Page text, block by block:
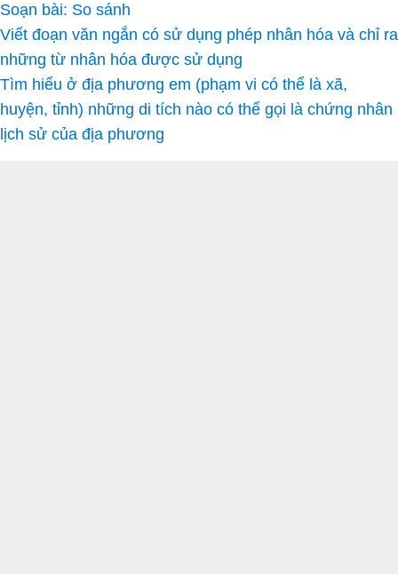
Soạn bài: So sánh
Viết đoạn văn ngắn có sử dụng phép nhân hóa và chỉ ra
những từ nhân hóa được sử dụng
Tìm hiểu ở địa phương em (phạm vi có thể là xã,
huyện, tỉnh) những di tích nào có thể gọi là chứng nhân
lịch sử của địa phương